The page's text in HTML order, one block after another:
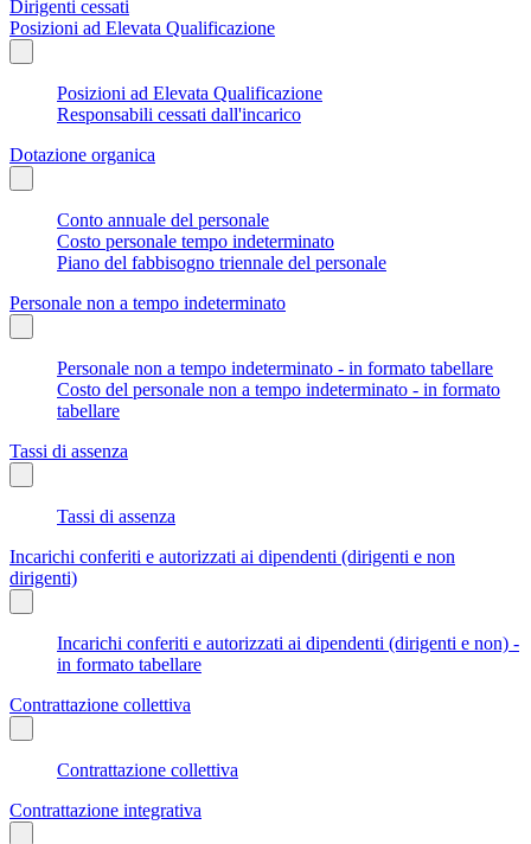
Dirigenti cessati
Posizioni ad Elevata Qualificazione
Posizioni ad Elevata Qualificazione
Responsabili cessati dall'incarico
Dotazione organica
Conto annuale del personale
Costo personale tempo indeterminato
Piano del fabbisogno triennale del personale
Personale non a tempo indeterminato
Personale non a tempo indeterminato - in formato tabellare
Costo del personale non a tempo indeterminato - in formato
tabellare
Tassi di assenza
Tassi di assenza
Incarichi conferiti e autorizzati ai dipendenti (dirigenti e non
dirigenti)
Incarichi conferiti e autorizzati ai dipendenti (dirigenti e non) -
in formato tabellare
Contrattazione collettiva
Contrattazione collettiva
Contrattazione integrativa